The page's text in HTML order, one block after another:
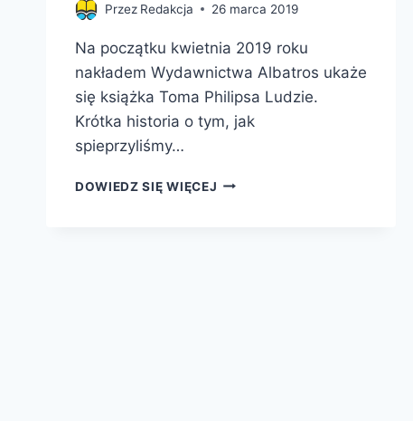
Przez Redakcja 26 marca 2019
Na początku kwietnia 2019 roku
nakładem Wydawnictwa Albatros ukaże
się książka Toma Philipsa Ludzie.
Krótka historia o tym, jak
spieprzyliśmy…
DOWIEDZ SIĘ WIĘCEJ LUDZIE.